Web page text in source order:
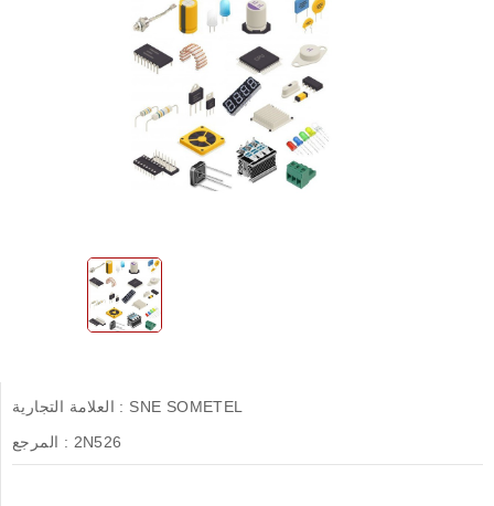
العلامة التجارية : SNE SOMETEL
المرجع : 2N526